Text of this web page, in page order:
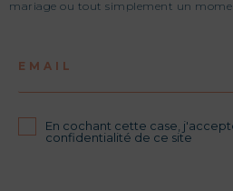
mariage ou tout simplement un
EMAIL
En cochant cette case,
confidentialité de ce site